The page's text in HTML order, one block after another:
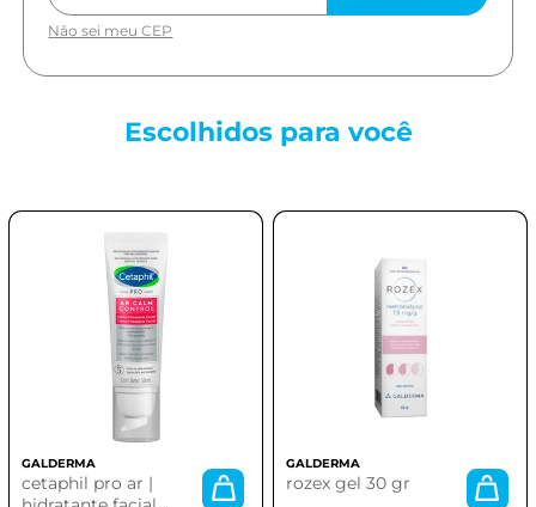
Não sei meu CEP
Escolhidos para você
GALDERMA
cetaphil pro ar |
GALDERMA
rozex gel 30 gr